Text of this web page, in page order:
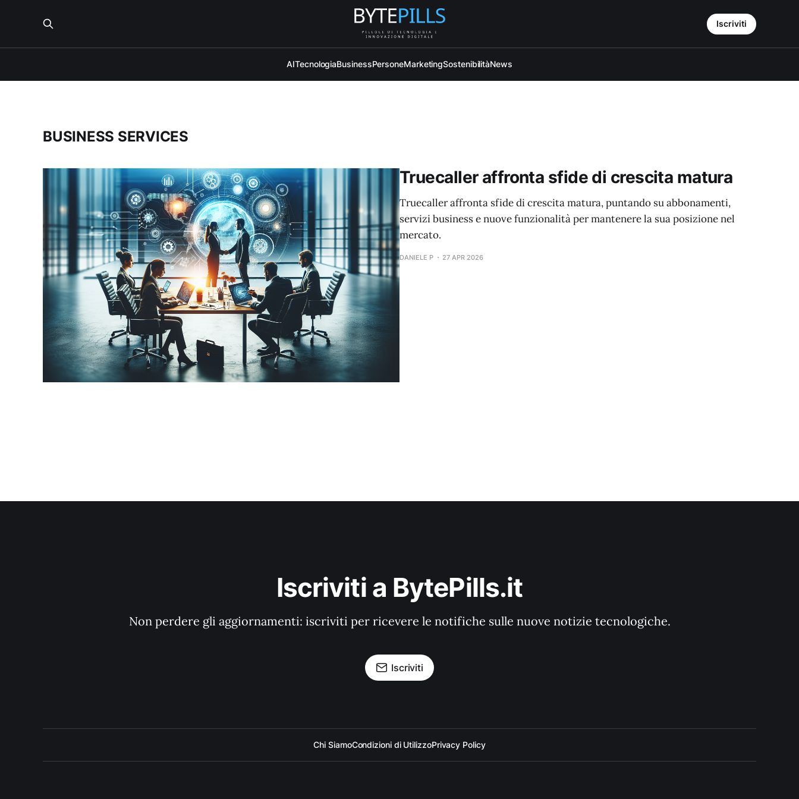
AITecnologiaBusinessPersoneMarketingSostenibilitàNews
Iscriviti
BUSINESS SERVICES
Truecaller affronta sfide di crescita matura
Truecaller affronta sfide di crescita matura, puntando su abbonamenti,
servizi business e nuove funzionalità per mantenere la sua posizione nel
mercato.
DANIELE P 27 APR 2026
Iscriviti a BytePills.it
Non perdere gli aggiornamenti: iscriviti per ricevere le notifiche sulle nuove notizie tecnologiche.
Iscriviti
Chi SiamoCondizioni di UtilizzoPrivacy Policy